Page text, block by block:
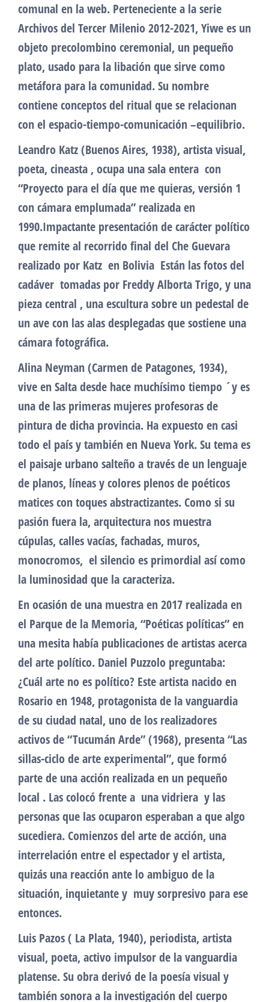
comunal en la web. Perteneciente a la serie
Archivos del Tercer Milenio 2012-2021, Yiwe es un
objeto precolombino ceremonial, un pequeño
plato, usado para la libación que sirve como
metáfora para la comunidad. Su nombre
contiene conceptos del ritual que se relacionan
con el espacio-tiempo-comunicación –equilibrio.
Leandro Katz (Buenos Aires, 1938), artista visual,
poeta, cineasta , ocupa una sala entera con
“Proyecto para el día que me quieras, versión 1
con cámara emplumada” realizada en
1990.Impactante presentación de carácter político
que remite al recorrido final del Che Guevara
realizado por Katz en Bolivia Están las fotos del
cadáver tomadas por Freddy Alborta Trigo, y una
pieza central , una escultura sobre un pedestal de
un ave con las alas desplegadas que sostiene una
cámara fotográfica.
Alina Neyman (Carmen de Patagones, 1934),
vive en Salta desde hace muchísimo tiempo ´y es
una de las primeras mujeres profesoras de
pintura de dicha provincia. Ha expuesto en casi
todo el país y también en Nueva York. Su tema es
el paisaje urbano salteño a través de un lenguaje
de planos, líneas y colores plenos de poéticos
matices con toques abstractizantes. Como si su
pasión fuera la, arquitectura nos muestra
cúpulas, calles vacías, fachadas, muros,
monocromos, el silencio es primordial así como
la luminosidad que la caracteriza.
En ocasión de una muestra en 2017 realizada en
el Parque de la Memoria, “Poéticas políticas” en
una mesita había publicaciones de artistas acerca
del arte político. Daniel Puzzolo preguntaba:
¿Cuál arte no es político? Este artista nacido en
Rosario en 1948, protagonista de la vanguardia
de su ciudad natal, uno de los realizadores
activos de “Tucumán Arde” (1968), presenta “Las
sillas-ciclo de arte experimental”, que formó
parte de una acción realizada en un pequeño
local . Las colocó frente a una vidriera y las
personas que las ocuparon esperaban a que algo
sucediera. Comienzos del arte de acción, una
interrelación entre el espectador y el artista,
quizás una reacción ante lo ambiguo de la
situación, inquietante y muy sorpresivo para ese
entonces.
Luis Pazos ( La Plata, 1940), periodista, artista
visual, poeta, activo impulsor de la vanguardia
platense. Su obra derivó de la poesía visual y
también sonora a la investigación del cuerpo